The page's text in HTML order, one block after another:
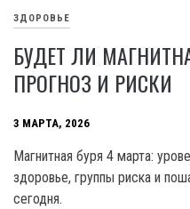
ЗДОРОВЬЕ
БУДЕТ ЛИ
ПРОГНОЗ И РИСКИ
3 МАРТА, 2026
Магнитная буря 4 марта:
здоровье, группы риска и
сегодня.